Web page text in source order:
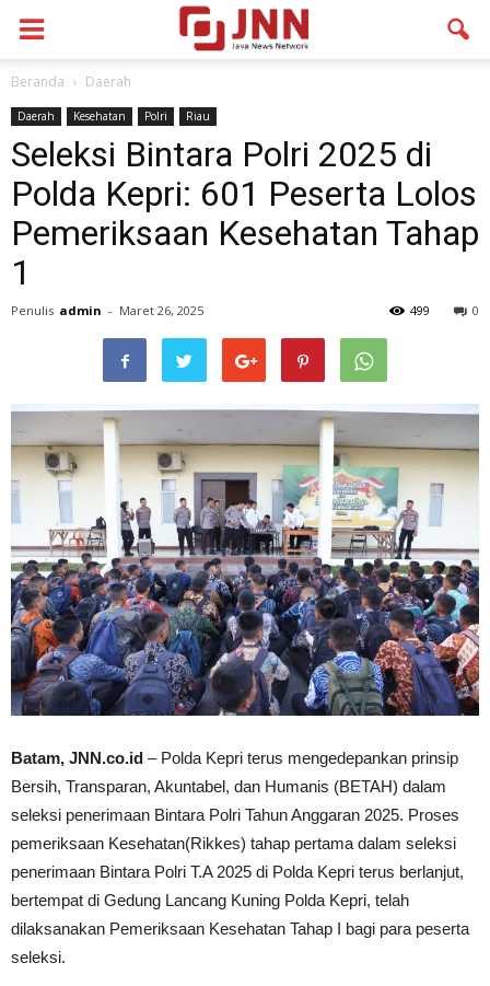
Beranda Daerah
Daerah Kesehatan Polri Riau
Seleksi Bintara Polri 2025 di
Polda Kepri: 601 Peserta Lolos
Pemeriksaan Kesehatan Tahap
1
Penulis admin - Maret 26, 2025 0
499
Batam, JNN.co.id – Polda Kepri terus mengedepankan prinsip
Bersih, Transparan, Akuntabel, dan Humanis (BETAH) dalam
seleksi penerimaan Bintara Polri Tahun Anggaran 2025. Proses
pemeriksaan Kesehatan(Rikkes) tahap pertama dalam seleksi
penerimaan Bintara Polri T.A 2025 di Polda Kepri terus berlanjut,
bertempat di Gedung Lancang Kuning Polda Kepri, telah
dilaksanakan Pemeriksaan Kesehatan Tahap I bagi para peserta
seleksi.